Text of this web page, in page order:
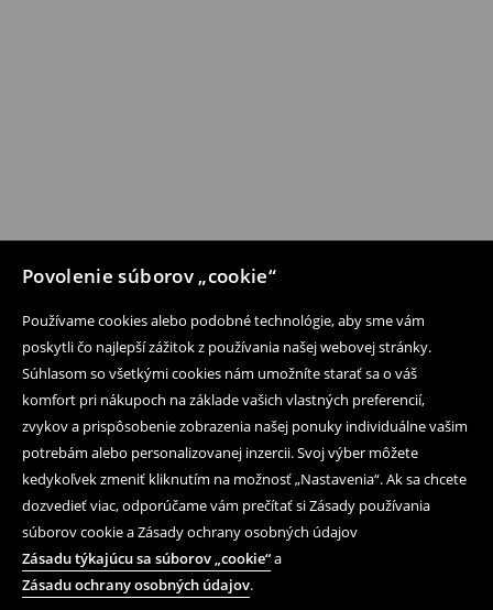
Povolenie súborov „cookie“
Používame cookies alebo podobné technológie, aby sme vám
poskytli čo najlepší zážitok z používania našej webovej stránky.
Súhlasom so všetkými cookies nám umožníte starať sa o váš
komfort pri nákupoch na základe vašich vlastných preferencií,
zvykov a prispôsobenie zobrazenia našej ponuky individuálne vašim
potrebám alebo personalizovanej inzercii. Svoj výber môžete
kedykoľvek zmeniť kliknutím na možnosť „Nastavenia“. Ak sa chcete
dozvedieť viac, odporúčame vám prečítať si Zásady používania
súborov cookie a Zásady ochrany osobných údajov
Zásadu týkajúcu sa súborov „cookie“a
Zásadu ochrany osobných údajov.